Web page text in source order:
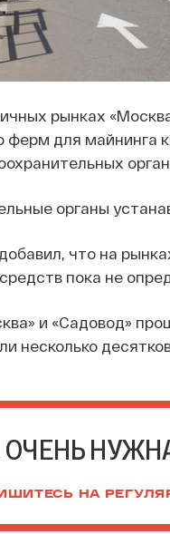
рынках
ферм для майнинга
органы
что на
пока не
и «Садовод»
несколько
ОЧЕНЬ
НА